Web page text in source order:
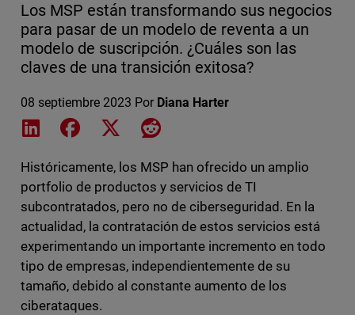
Los MSP están transformando sus negocios
para pasar de un modelo de reventa a un
modelo de suscripción. ¿Cuáles son las
claves de una transición exitosa?
08 septiembre 2023 Por Diana Harter
Share on LinkedIn
Share on Facebook
Share on XShare on Reddit
Históricamente, los MSP han ofrecido un amplio
portfolio de productos y servicios de TI
subcontratados, pero no de ciberseguridad. En la
actualidad, la contratación de estos servicios está
experimentando un importante incremento en todo
tipo de empresas, independientemente de su
tamaño, debido al constante aumento de los
ciberataques.